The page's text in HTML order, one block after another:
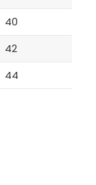
40
42
44